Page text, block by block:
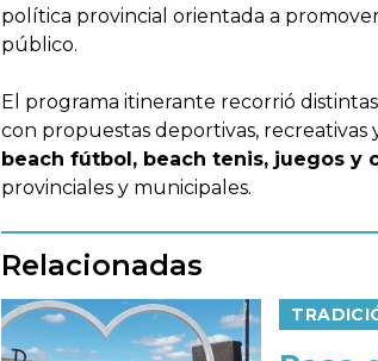
política provincial orientada a
público.
El programa itinerante recorrió
con propuestas deportivas,
beach fútbol, beach tenis, juegos y
provinciales y municipales.
Relacionadas